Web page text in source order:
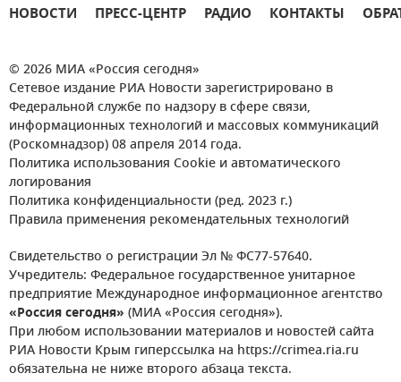
НОВОСТИ ПРЕСС-ЦЕНТР РАДИО КОНТАКТЫ
© 2026 МИА «Россия сегодня»
Сетевое издание РИА Новости зарегистрировано в
Федеральной службе по надзору в сфере связи,
информационных технологий и массовых коммуникаций
(Роскомнадзор) 08 апреля 2014 года.
Политика использования Cookie и автоматического
логирования
Политика конфиденциальности (ред. 2023 г.)
Правила применения рекомендательных технологий
Свидетельство о регистрации Эл № ФС77-57640.
Учредитель: Федеральное государственное унитарное
предприятие Международное информационное агентство
«Россия сегодня» (МИА «Россия сегодня»).
При любом использовании материалов и новостей сайта
РИА Новости Крым гиперссылка на https://crimea.ria.ru
обязательна не ниже второго абзаца текста.